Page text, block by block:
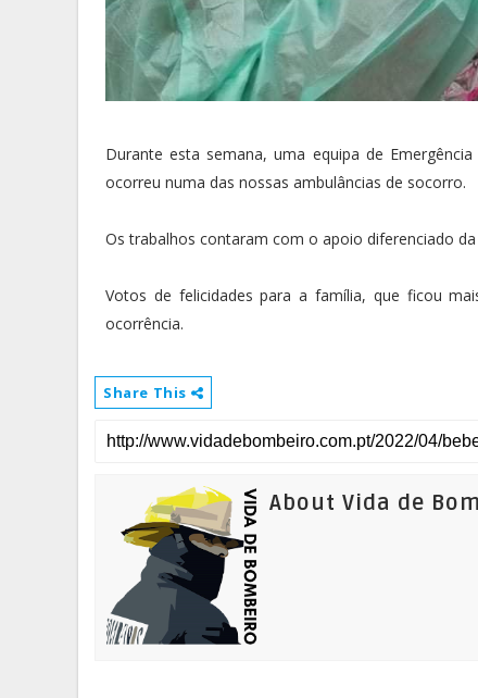
Durante esta semana, uma equipa de
ocorreu numa das nossas ambulâncias de socorro.
Os trabalhos contaram com o apoio diferenciado da
Votos de felicidades para a família, que ficou
ocorrência.
Share This
About Vida de